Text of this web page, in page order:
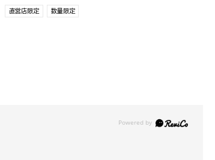
直営店限定 数量限定